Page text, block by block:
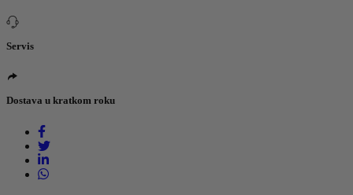
Servis
Dostava u kratkom roku